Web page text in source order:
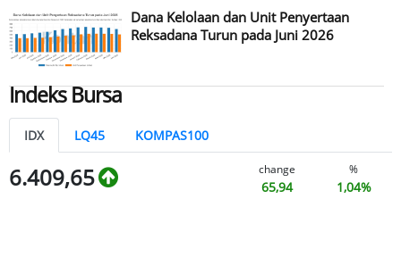
Dana Kelolaan dan Unit Penyertaan
Reksadana Turun pada Juni 2026
Indeks Bursa
IDX LQ45 KOMPAS100
6.409,65 change
65,94
%
1,04%